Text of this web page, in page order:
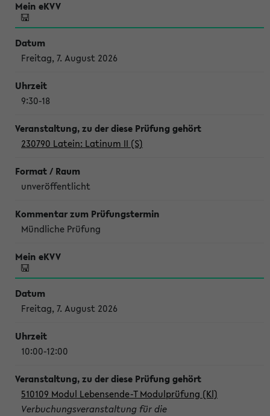
Freitag, 7. August 2026
9:30-18
230790 Latein: Latinum II (S)
unveröffentlicht
Mündliche Prüfung
Freitag, 7. August 2026
10:00-12:00
510109 Modul Lebensende-T Modulprüfung (Kl)
Verbuchungsveranstaltung für die